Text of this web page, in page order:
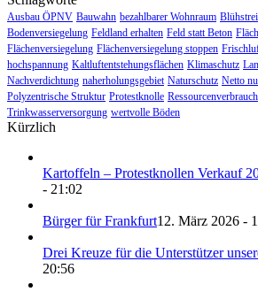
Ausbau ÖPNV Bauwahn bezahlbarer Wohnraum
Bodenversiegelung Feldland erhalten Feld statt Beton
Flächenversiegelung Flächenversiegelung stoppen
hochspannung Kaltluftentstehungsflächen Klimaschutz
Nachverdichtung naherholungsgebiet Naturschutz Netto
Polyzentrische Struktur Protestknolle Ressourcenverbrauch
Trinkwasserversorgung wertvolle Böden
Kürzlich
Kartoffeln – Protestknollen Verkauf
- 21:02
Bürger für Frankfurt12. März 2026 -
Drei Kreuze für die Unterstützer
20:56